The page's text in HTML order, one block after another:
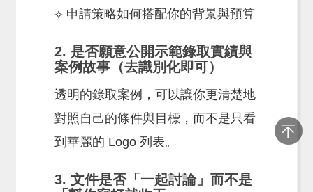
⟡ 申請策略如何搭配你的背景與預算
2. 是否願意公開示範錄取實績與
案例故事（去識別化即可）
透明的錄取案例，可以讓你更清楚地
對照自己的條件與目標，而不是只看
到華麗的 Logo 列表。
3. 文件是否「一起討論」而不是